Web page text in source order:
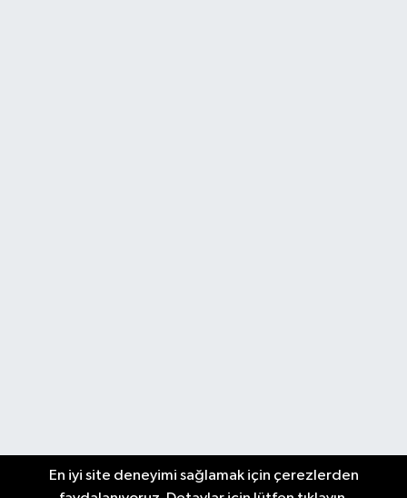
En iyi site deneyimi sağlamak için çerezlerden